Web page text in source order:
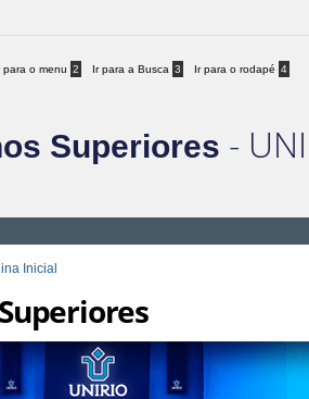
para o menu 2 Ir para a Busca 3 Ir para o rodapé 4
Superiores -
Inicial